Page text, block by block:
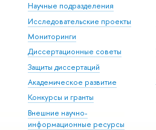
Научные подразделения
Исследовательские проекты
Мониторинги
Диссертационные советы
Защиты диссертаций
Академическое развитие
Конкурсы и гранты
Внешние научно-
информационные ресурсы